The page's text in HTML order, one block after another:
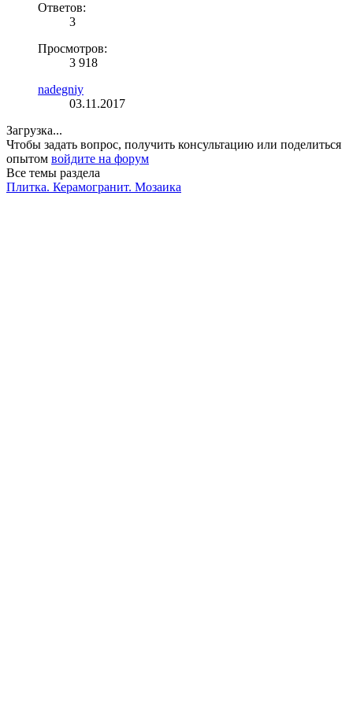
Ответов:
3
Просмотров:
3 918
nadegniy
03.11.2017
Загрузка...
Чтобы задать вопрос, получить консультацию или поделиться
опытом войдите на форум
Все темы раздела
Плитка. Керамогранит. Мозаика